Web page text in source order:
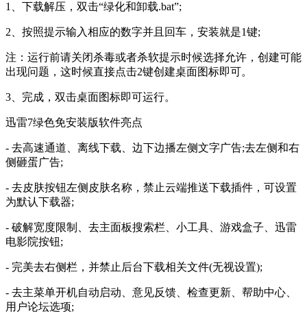
1、下载解压，双击“绿化和卸载.bat”;
2、按照提示输入相应的数字并且回车，安装就是1键;
注：运行前请关闭杀毒或者杀软提示时候选择允许，创建可能
出现问题，这时候直接点击2键创建桌面图标即可。
3、完成，双击桌面图标即可运行。
迅雷7绿色免安装版软件亮点
- 去高速通道、离线下载、边下边播左侧文字广告;去左侧和右
侧砸蛋广告;
- 去皮肤按钮左侧皮肤名称，禁止云端推送下载插件，可设置
为默认下载器;
- 破解宽度限制、去主面板搜索栏、小工具、游戏盒子、迅雷
电影院按钮;
- 完美去右侧栏，并禁止后台下载相关文件(无视设置);
- 去主菜单开机自动启动、意见反馈、检查更新、帮助中心、
用户论坛选项;